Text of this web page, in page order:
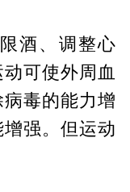
酒、调整心
可使外周血
毒的能力增
强。但运动